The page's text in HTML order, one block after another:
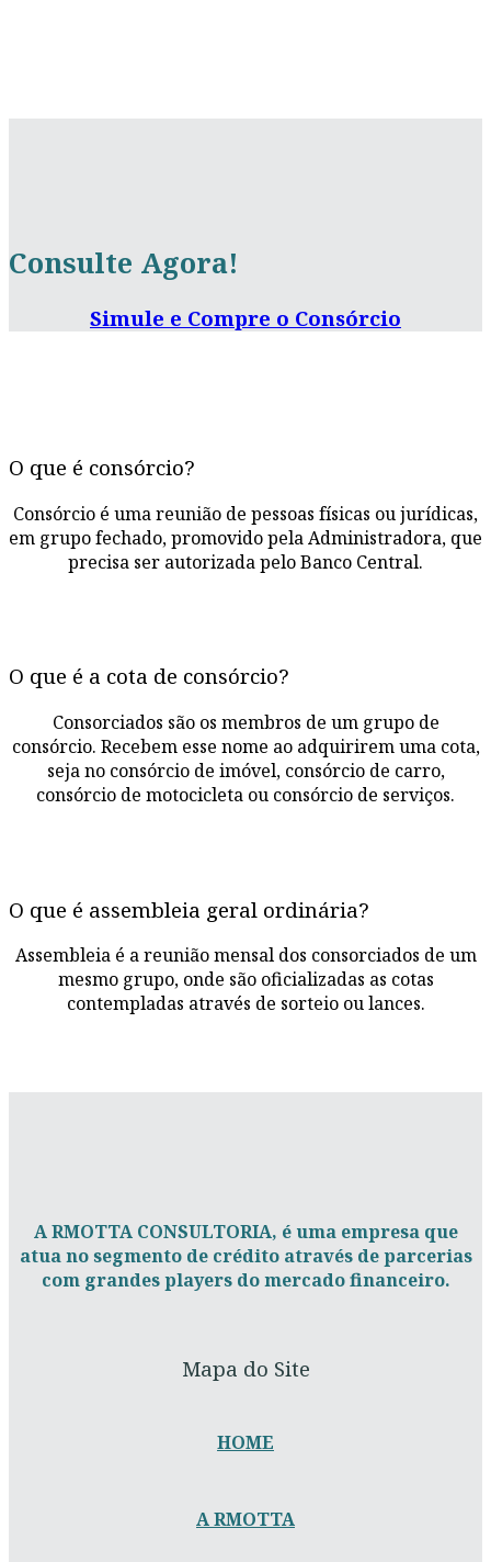
Consulte Agora!
Simule e Compre o Consórcio
O que é consórcio?
Consórcio é uma reunião de pessoas físicas ou jurídicas,
em grupo fechado, promovido pela Administradora, que
precisa ser autorizada pelo Banco Central.
O que é a cota de consórcio?
Consorciados são os membros de um grupo de
consórcio. Recebem esse nome ao adquirirem uma cota,
seja no consórcio de imóvel, consórcio de carro,
consórcio de motocicleta ou consórcio de serviços.
O que é assembleia geral ordinária?
Assembleia é a reunião mensal dos consorciados de um
mesmo grupo, onde são oficializadas as cotas
contempladas através de sorteio ou lances.
A RMOTTA CONSULTORIA, é uma empresa que
atua no segmento de crédito através de parcerias
com grandes players do mercado financeiro.
Mapa do Site
HOME
A RMOTTA